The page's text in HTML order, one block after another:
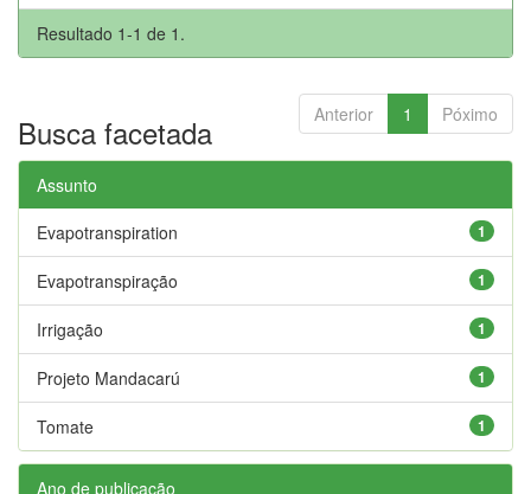
Resultado 1-1 de 1.
Anterior 1 Póximo
Busca facetada
Assunto
1
Evapotranspiration
1
Evapotranspiração
1
Irrigação
1
Projeto Mandacarú
1
Tomate
Ano de publicação